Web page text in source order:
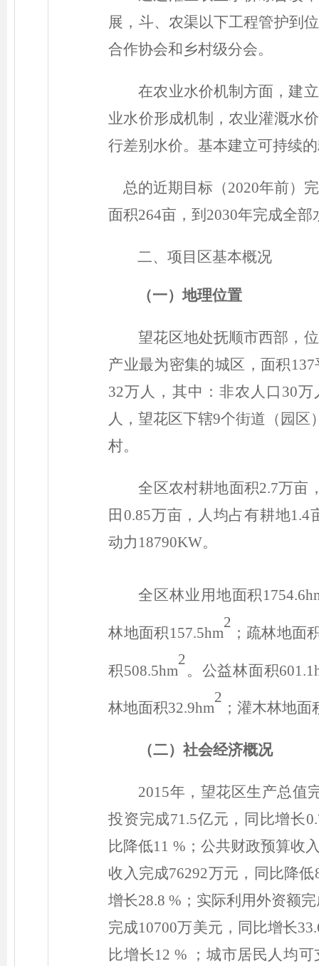
展，斗、农渠以下工程管护到
合作协会和乡村级分会。
在农业水价机制方面，建
业水价形成机制，农业灌溉水
行差别水价。基本建立可持续
总的近期目标（2020年前）
面积264亩，到2030年完成全
二、项目区基本概况
（一）地理位置
望花区地处抚顺市西部，
产业最为密集的城区，面积
32万人，其中：非农人口30
人，望花区下辖9个街道（园区
村。
全区农村耕地面积2.7万亩
田0.85万亩，人均占有耕地
动力18790KW。
全区林业用地面积
林地面积157.5hm
2
；疏林地面
积508.5hm
2
。公益林面积
林地面积32.9hm
2
；灌木林地面
（二）社会经济概况
2015年，望花区生产总值
投资完成71.5亿元，同比增长
比降低11 %；公共财政预算收
收入完成76292万元，同比降
增长28.8 %；实际利用外资额
完成10700万美元，同比增长
比增长12 % ；城市居民人均